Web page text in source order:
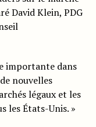
David Klein, PDG
importante dans
nouvelles
légaux et les
les États-Unis. »